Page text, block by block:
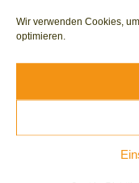
Wir verwenden Cookies,
optimieren.
Leistungen
Service
Planung